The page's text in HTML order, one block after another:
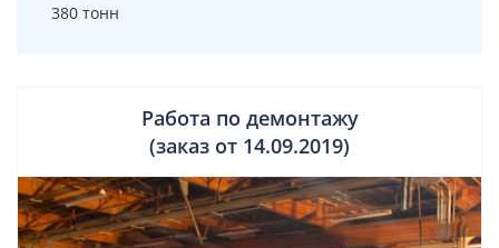
380 тонн
Работа по демонтажу
(заказ от 14.09.2019)